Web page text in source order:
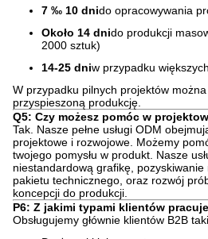
7 ‰ 10 dnido opracowywania
Około 14 dnido produkcji
2000 sztuk)
14-25 dniw przypadku
W przypadku pilnych projektów
przyspieszoną produkcję.
Q5: Czy możesz pomóc w
Tak. Nasze pełne usługi ODM
projektowe i rozwojowe. Możemy
twojego pomysłu w produkt. Nasze
niestandardową grafikę, pozyskiwanie
pakietu technicznego, oraz rozwój
koncepcji do produkcji.
P6: Z jakimi typami klientów
Obsługujemy głównie klientów B2B